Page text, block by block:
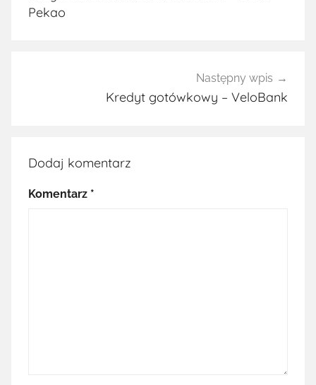
Pekao
Następny wpis
Kredyt gotówkowy – VeloBank
Dodaj komentarz
Komentarz *